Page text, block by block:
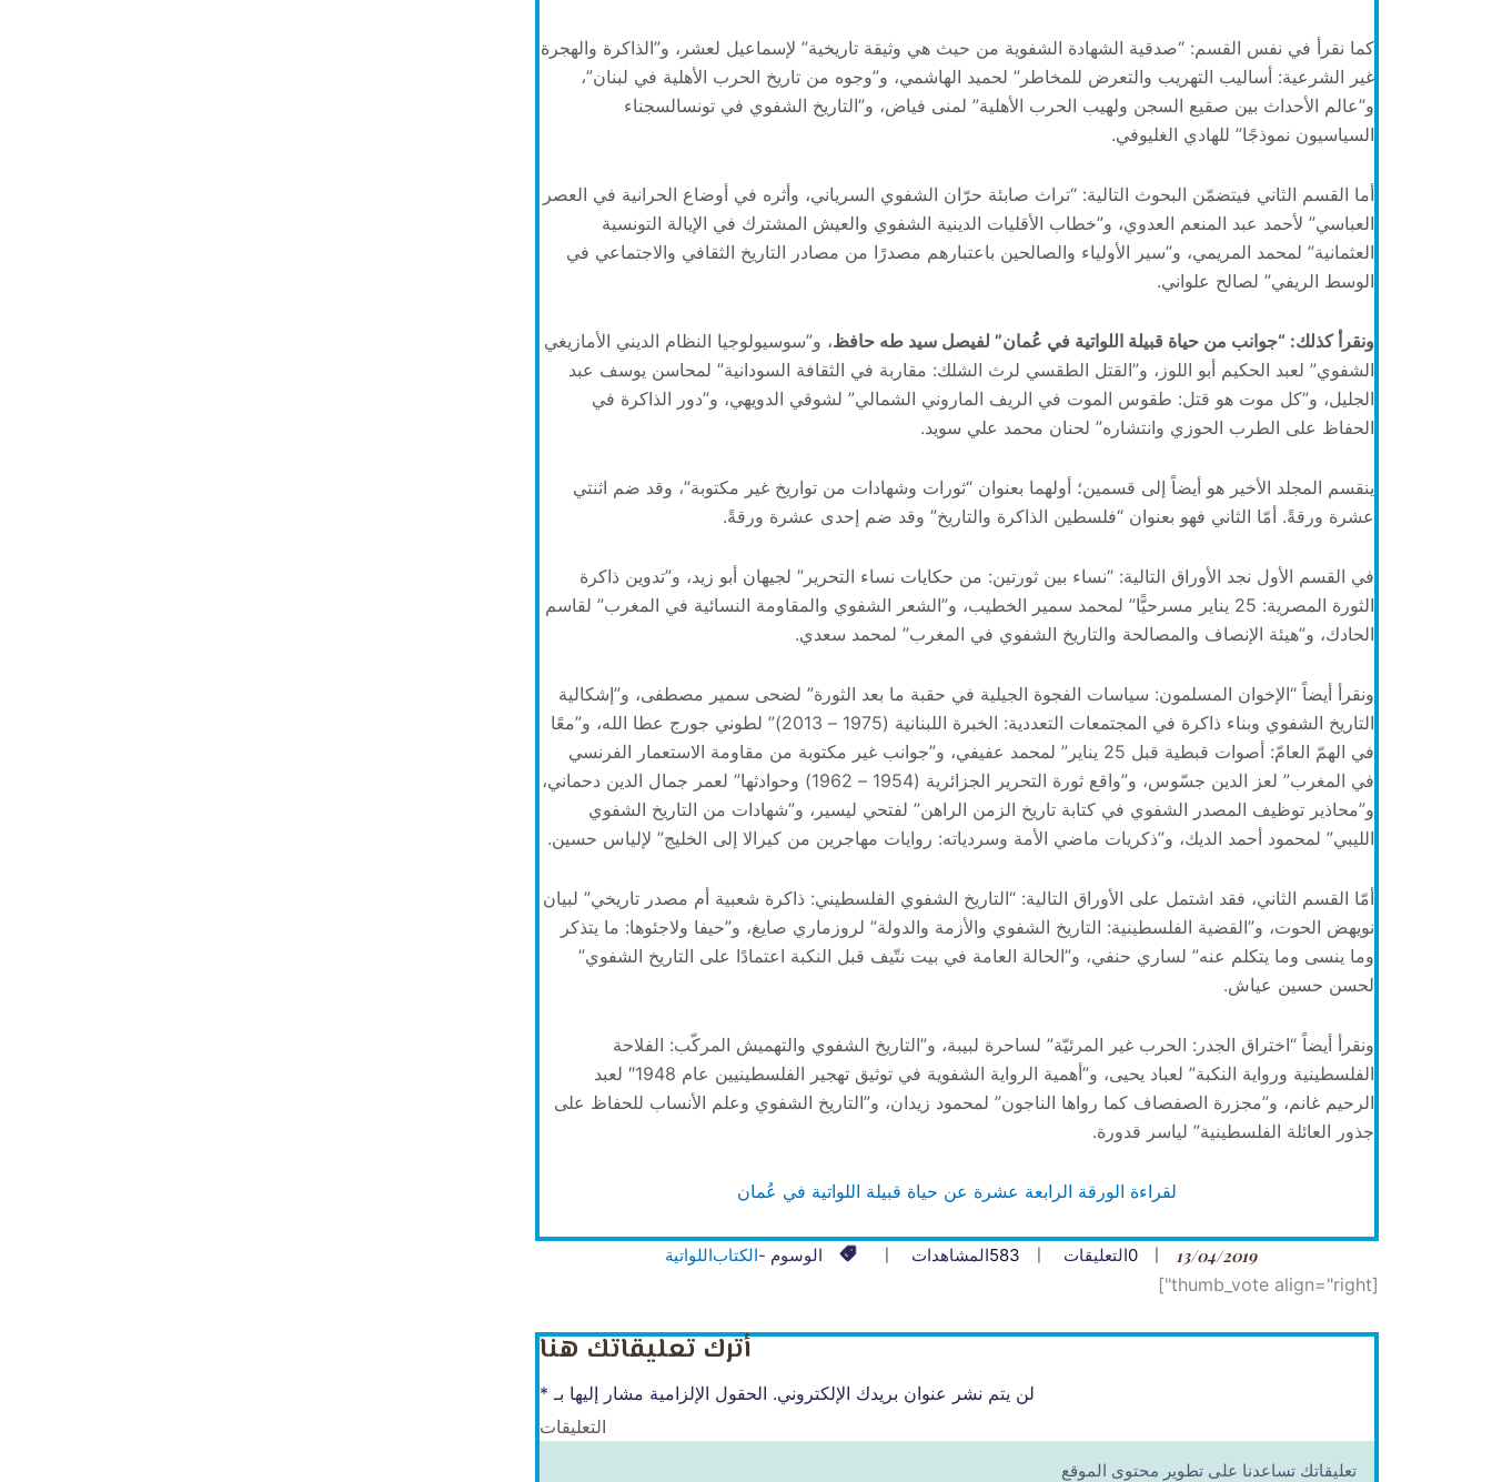
كما نقرأ في نفس القسم: “صدقية الشهادة الشفوية من حيث هي وثيقة تاريخية” لإسماعيل لعشر، و”الذاكرة والهجرة
غير الشرعية: أساليب التهريب والتعرض للمخاطر” لحميد الهاشمي، و”وجوه من تاريخ الحرب الأهلية في لبنان”،
و”عالم الأحداث بين صقيع السجن ولهيب الحرب الأهلية” لمنى فياض، و”التاريخ الشفوي في تونسالسجناء
السياسيون نموذجًا” للهادي الغليوفي.
أما القسم الثاني فيتضمّن البحوث التالية: “تراث صابئة حرّان الشفوي السرياني، وأثره في أوضاع الحرانية في العصر
العباسي” لأحمد عبد المنعم العدوي، و”خطاب الأقليات الدينية الشفوي والعيش المشترك في الإيالة التونسية
العثمانية” لمحمد المريمي، و”سير الأولياء والصالحين باعتبارهم مصدرًا من مصادر التاريخ الثقافي والاجتماعي في
الوسط الريفي” لصالح علواني.
ونقرأ كذلك: “جوانب من حياة قبيلة اللواتية في عُمان” لفيصل سيد طه حافظ، و”سوسيولوجيا النظام الديني الأمازيغي
الشفوي” لعبد الحكيم أبو اللوز، و”القتل الطقسي لرث الشلك: مقاربة في الثقافة السودانية” لمحاسن يوسف عبد
الجليل، و”كل موت هو قتل: طقوس الموت في الريف الماروني الشمالي” لشوقي الدويهي، و”دور الذاكرة في
الحفاظ على الطرب الحوزي وانتشاره” لحنان محمد علي سويد.
ينقسم المجلد الأخير هو أيضاً إلى قسمين؛ أولهما بعنوان “ثورات وشهادات من تواريخ غير مكتوبة”، وقد ضم اثنتي
عشرة ورقةً. أمّا الثاني فهو بعنوان “فلسطين الذاكرة والتاريخ” وقد ضم إحدى عشرة ورقةً.
في القسم الأول نجد الأوراق التالية: “نساء بين ثورتين: من حكايات نساء التحرير” لجيهان أبو زيد، و”تدوين ذاكرة
الثورة المصرية: 25 يناير مسرحيًّا” لمحمد سمير الخطيب، و”الشعر الشفوي والمقاومة النسائية في المغرب” لقاسم
الحادك، و”هيئة الإنصاف والمصالحة والتاريخ الشفوي في المغرب” لمحمد سعدي.
ونقرأ أيضاً “الإخوان المسلمون: سياسات الفجوة الجيلية في حقبة ما بعد الثورة” لضحى سمير مصطفى، و”إشكالية
التاريخ الشفوي وبناء ذاكرة في المجتمعات التعددية: الخبرة اللبنانية (1975 – 2013)” لطوني جورج عطا الله، و”معًا
في الهمّ العامّ: أصوات قبطية قبل 25 يناير” لمحمد عفيفي، و”جوانب غير مكتوبة من مقاومة الاستعمار الفرنسي
في المغرب” لعز الدين جسّوس، و”واقع ثورة التحرير الجزائرية (1954 – 1962) وحوادثها” لعمر جمال الدين دحماني،
و”محاذير توظيف المصدر الشفوي في كتابة تاريخ الزمن الراهن” لفتحي ليسير، و”شهادات من التاريخ الشفوي
الليبي” لمحمود أحمد الديك، و”ذكريات ماضي الأمة وسردياته: روايات مهاجرين من كيرالا إلى الخليج” لإلياس حسين.
أمّا القسم الثاني، فقد اشتمل على الأوراق التالية: “التاريخ الشفوي الفلسطيني: ذاكرة شعبية أم مصدر تاريخي” لبيان
نويهض الحوت، و”القضية الفلسطينية: التاريخ الشفوي والأزمة والدولة” لروزماري صايغ، و”حيفا ولاجئوها: ما يتذكر
وما ينسى وما يتكلم عنه” لساري حنفي، و”الحالة العامة في بيت نتّيف قبل النكبة اعتمادًا على التاريخ الشفوي”
لحسن حسين عياش.
ونقرأ أيضاً “اختراق الجدر: الحرب غير المرئيّة” لساحرة لبيبة، و”التاريخ الشفوي والتهميش المركّب: الفلاحة
الفلسطينية ورواية النكبة” لعباد يحيى، و”أهمية الرواية الشفوية في توثيق تهجير الفلسطينيين عام 1948″ لعبد
الرحيم غانم، و”مجزرة الصفصاف كما رواها الناجون” لمحمود زيدان، و”التاريخ الشفوي وعلم الأنساب للحفاظ على
جذور العائلة الفلسطينية” لياسر قدورة.
لقراءة الورقة الرابعة عشرة عن حياة قبيلة اللواتية في عُمان
13/04/2019
0التعليقات 583المشاهدات الوسوم -الكتاباللواتية
[thumb_vote align="right"]
أترك تعليقاتك هنا
لن يتم نشر عنوان بريدك الإلكتروني. الحقول الإلزامية مشار إليها بـ *
التعليقات